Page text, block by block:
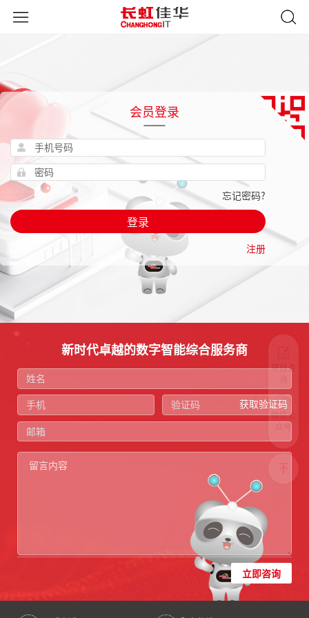
会员登录
忘记密码?
登录
注册
项目咨
微信公
众号
新时代卓越的数字智能综合服务商
获取验证码
立即咨询